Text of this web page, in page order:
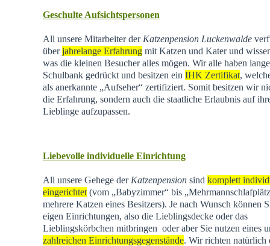
Geschulte Aufsichtspersonen
All unsere Mitarbeiter der Katzenpension Luckenwalde
überjahrelange Erfahrungmit Katzen und Kater und
was die kleinen Besucher alles mögen. Wir alle haben
Schulbank gedrückt und besitzen ein IHK Zertifikat,
als anerkannte „Aufseher“ zertifiziert. Somit besitzen wir
die Erfahrung, sondern auch die staatliche Erlaubnis auf
Lieblinge aufzupassen.
Liebevolle individuelle Einrichtung
All unsere Gehege der Katzenpensionsind komplett
eingerichtet(vom „Babyzimmer“ bis
mehrere Katzen eines Besitzers). Je nach Wunsch können
eigen Einrichtungen, also die Lieblingsdecke oder das
Lieblingskörbchen mitbringen oder aber Sie nutzen eines
zahlreichen Einrichtungsgegenstände. Wir richten natürlich